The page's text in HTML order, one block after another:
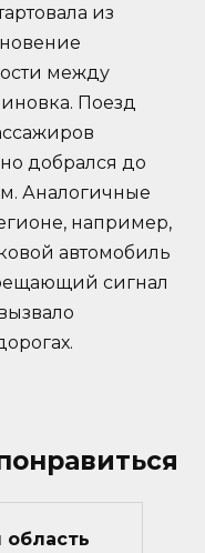
из
между
Поезд
добрался до
Аналогичные
например,
автомобиль
сигнал
область